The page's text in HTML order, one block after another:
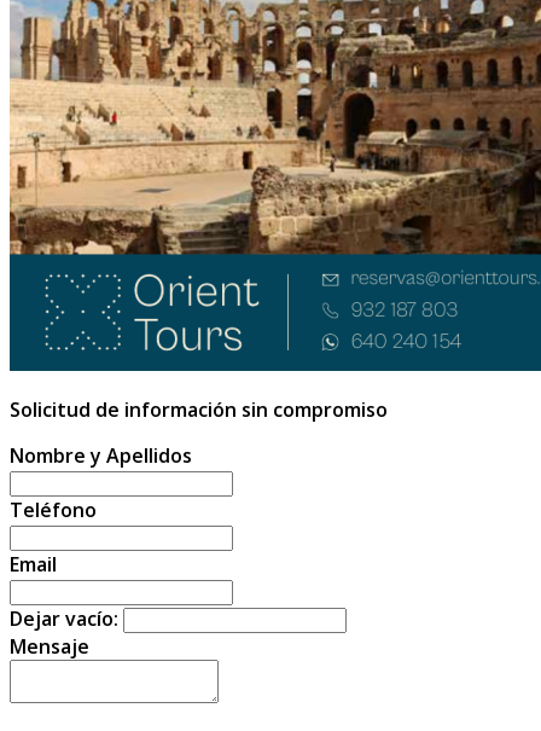
Solicitud de información sin compromiso
Nombre y Apellidos
Teléfono
Email
Dejar vacío:
Mensaje